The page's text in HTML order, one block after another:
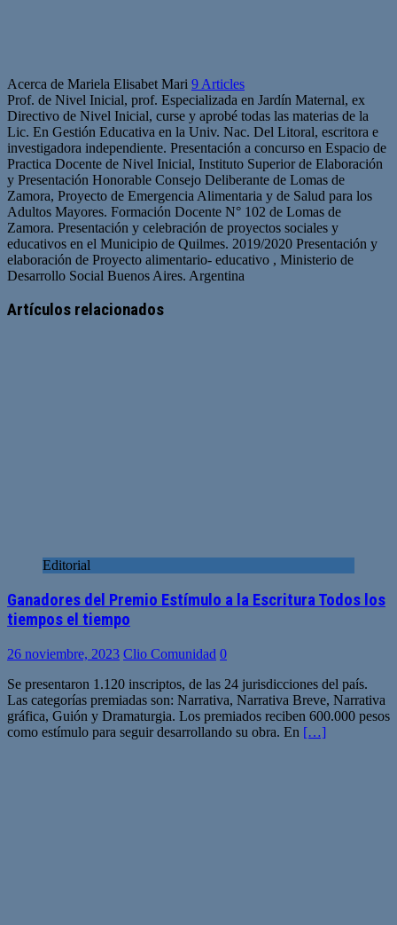
Acerca de Mariela Elisabet Mari 9 Articles
Prof. de Nivel Inicial, prof. Especializada en Jardín Maternal, ex
Directivo de Nivel Inicial, curse y aprobé todas las materias de la
Lic. En Gestión Educativa en la Univ. Nac. Del Litoral, escritora e
investigadora independiente. Presentación a concurso en Espacio de
Practica Docente de Nivel Inicial, Instituto Superior de Elaboración
y Presentación Honorable Consejo Deliberante de Lomas de
Zamora, Proyecto de Emergencia Alimentaria y de Salud para los
Adultos Mayores. Formación Docente N° 102 de Lomas de
Zamora. Presentación y celebración de proyectos sociales y
educativos en el Municipio de Quilmes. 2019/2020 Presentación y
elaboración de Proyecto alimentario- educativo , Ministerio de
Desarrollo Social Buenos Aires. Argentina
Artículos relacionados
Editorial
Ganadores del Premio Estímulo a la Escritura Todos los
tiempos el tiempo
26 noviembre, 2023 Clio Comunidad 0
Se presentaron 1.120 inscriptos, de las 24 jurisdicciones del país.
Las categorías premiadas son: Narrativa, Narrativa Breve, Narrativa
gráfica, Guión y Dramaturgia. Los premiados reciben 600.000 pesos
como estímulo para seguir desarrollando su obra. En […]